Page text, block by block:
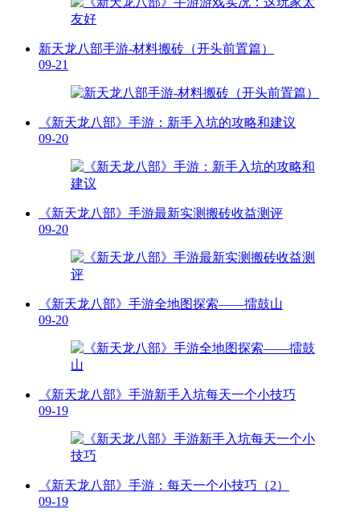
新天龙八部手游-材料搬砖（开头前置篇）
09-21
《新天龙八部》手游：新手入坑的攻略和建议
09-20
《新天龙八部》手游最新实测搬砖收益测评
09-20
《新天龙八部》手游全地图探索——擂鼓山
09-20
《新天龙八部》手游新手入坑每天一个小技巧
09-19
《新天龙八部》手游：每天一个小技巧（2）
09-19